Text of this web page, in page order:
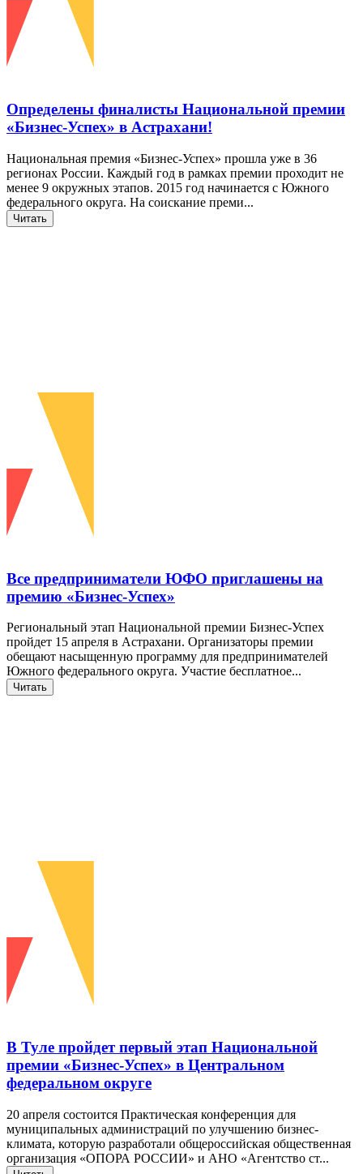
Определены финалисты Национальной премии
«Бизнес-Успех» в Астрахани!
Национальная премия «Бизнес-Успех» прошла уже в 36
регионах России. Каждый год в рамках премии проходит не
менее 9 окружных этапов. 2015 год начинается с Южного
федерального округа. На соискание преми...
Читать
Все предприниматели ЮФО приглашены на
премию «Бизнес-Успех»
Региональный этап Национальной премии Бизнес-Успех
пройдет 15 апреля в Астрахани. Организаторы премии
обещают насыщенную программу для предпринимателей
Южного федерального округа. Участие бесплатное...
Читать
В Туле пройдет первый этап Национальной
премии «Бизнес-Успех» в Центральном
федеральном округе
20 апреля состоится Практическая конференция для
муниципальных администраций по улучшению бизнес-
климата, которую разработали общероссийская общественная
организация «ОПОРА РОССИИ» и АНО «Агентство ст...